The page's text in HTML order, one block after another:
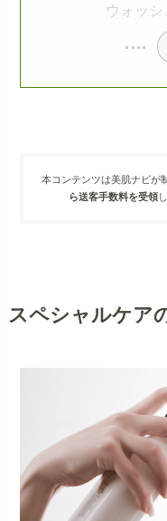
ウォッシ
本コンテンツは美肌ナビが
ら送客手数料を受領
スペシャルケア